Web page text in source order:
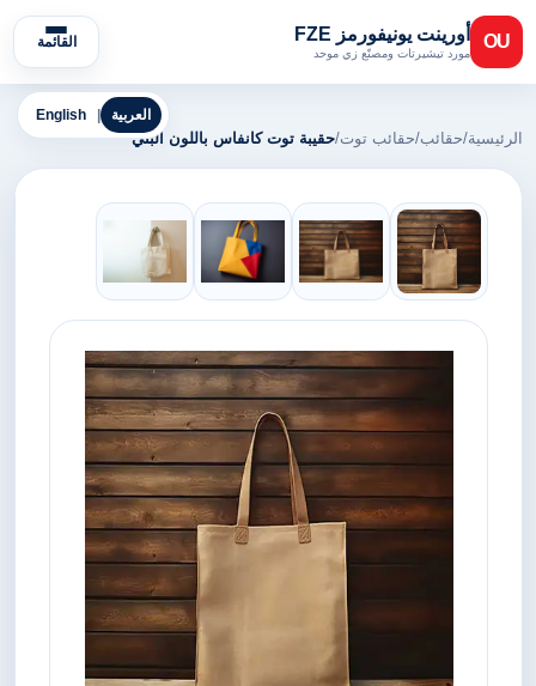
OU أورينت يونيفورمز FZE
مورد تيشيرتات ومصنّع زي موحد
القائمة
English العربية
الرئيسية/حقائب/حقائب توت/حقيبة توت كانفاس باللون البني